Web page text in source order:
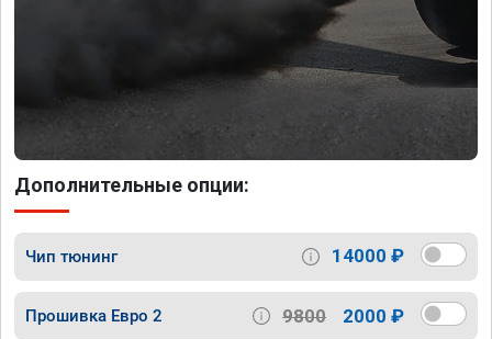
Дополнительные опции:
Чип тюнинг 14000 ₽
Прошивка Евро 2 9800 2000 ₽